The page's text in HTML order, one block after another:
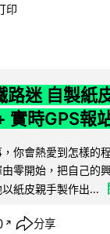
印
路迷 自製紙
實時GPS報
你會熱愛到怎樣的
零開始，把自己的
紙皮親手製作出...
↗ 分享